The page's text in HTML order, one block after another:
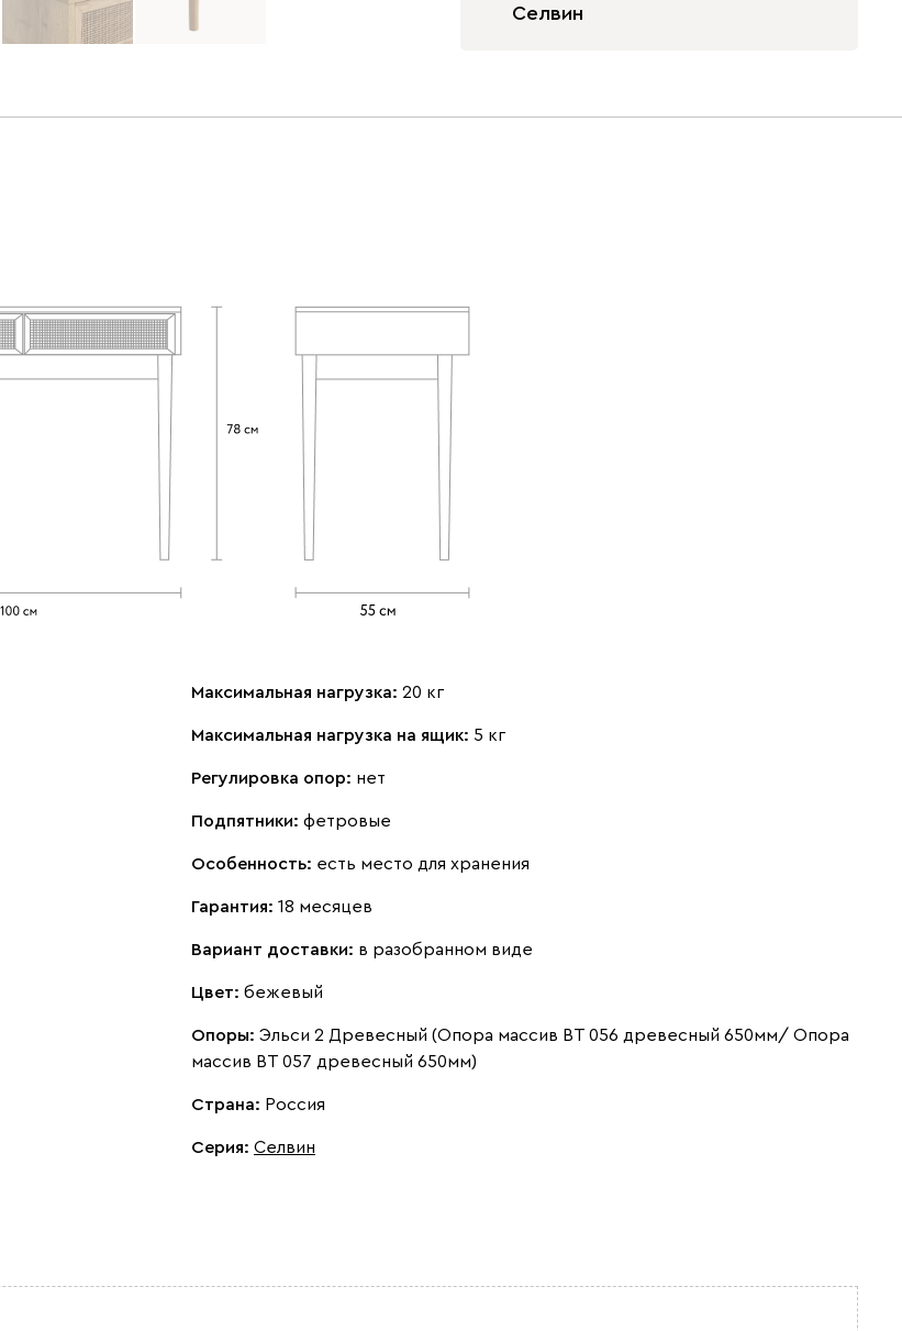
Селвин
Максимальная нагрузка: 20 кг
Максимальная нагрузка на ящик: 5 кг
Регулировка опор: нет
Подпятники: фетровые
Особенность: есть место для хранения
Гарантия: 18 месяцев
Вариант доставки: в разобранном виде
Цвет: бежевый
Опоры: Эльси 2 Древесный (Опора массив ВТ 056 древесный 650мм/ Опора
массив ВТ 057 древесный 650мм)
Страна: Россия
Серия: Селвин